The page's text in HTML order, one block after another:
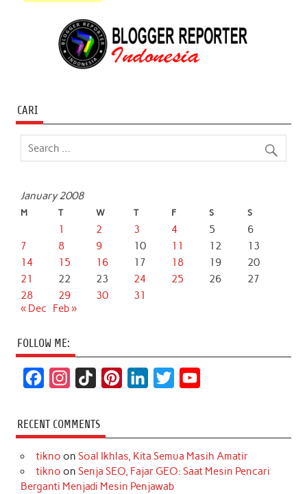
CARI
January 2008
M T W T F S S
1 2 3 4 5
6
7
8 9 10 11 12
13
14
15 16 17 18 19
20
21
22 23 24 25 26
27
28
29 30
31
« Dec
Feb »
FOLLOW ME:
c
e
b
s
t
a
k
T
o
k
t
e
k
e
d
t
t
T
u
RECENT COMMENTS
tikno on Soal Ikhlas, Kita Semua Masih Amatir
tikno on Senja SEO, Fajar GEO: Saat Mesin Pencari
Berganti Menjadi Mesin Penjawab